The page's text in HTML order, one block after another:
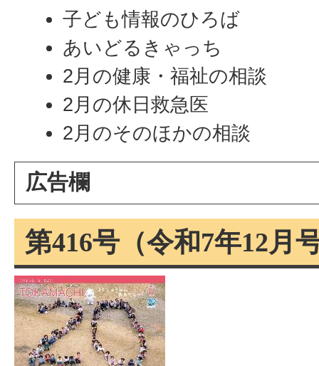
子ども情報のひろば
あいどるきゃっち
2月の健康・福祉の相談
2月の休日救急医
2月のそのほかの相談
広告欄
第416号（令和7年12月